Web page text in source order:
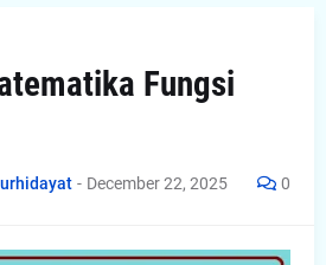
Fungsi
- December 22, 2025 0